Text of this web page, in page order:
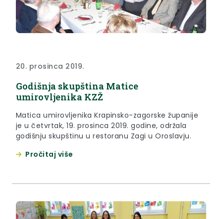
20. prosinca 2019.
Godišnja skupština Matice
umirovljenika KZŽ
Matica umirovljenika Krapinsko-zagorske županije
je u četvrtak, 19. prosinca 2019. godine, održala
godišnju skupštinu u restoranu Zagi u Oroslavju.
Pročitaj više